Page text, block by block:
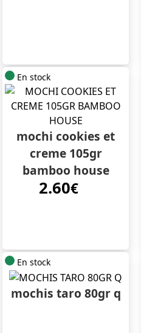
En stock
mochi cookies et
creme 105gr
bamboo house
2.60€
En stock
mochis taro 80gr q